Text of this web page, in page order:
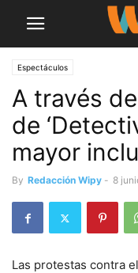
Espectáculos
A través
de
mayor
By Redacción Wipy - 8
Las protestas contra